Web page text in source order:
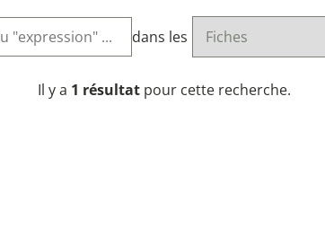
dans les
Il y a 1 résultat pour cette recherche.